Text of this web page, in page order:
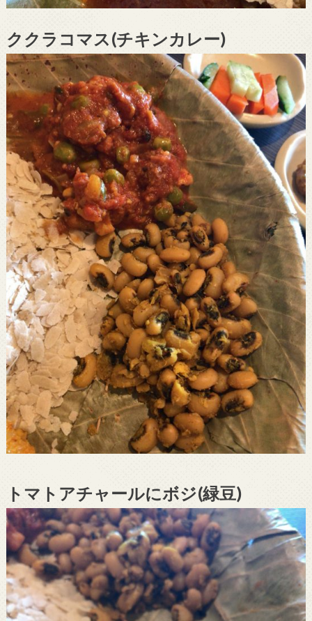
ククラコマス(チキンカレー)
トマトアチャールにボジ(緑豆)